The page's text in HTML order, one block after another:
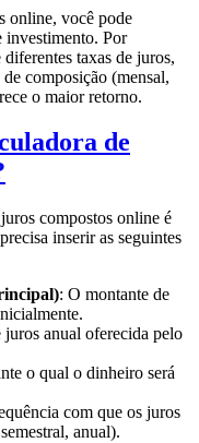
online, você pode
investimento. Por
taxas de juros,
composição (mensal,
o maior retorno.
de
compostos online é
inserir as seguintes
: O montante de
juros anual oferecida pelo
o qual o dinheiro será
com que os juros
anual).